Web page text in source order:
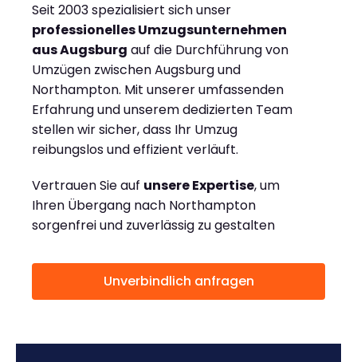
Seit 2003 spezialisiert sich unser
professionelles Umzugsunternehmen
aus Augsburg auf die Durchführung von
Umzügen zwischen Augsburg und
Northampton. Mit unserer umfassenden
Erfahrung und unserem dedizierten Team
stellen wir sicher, dass Ihr Umzug
reibungslos und effizient verläuft.
Vertrauen Sie auf unsere Expertise, um
Ihren Übergang nach Northampton
sorgenfrei und zuverlässig zu gestalten
Unverbindlich anfragen